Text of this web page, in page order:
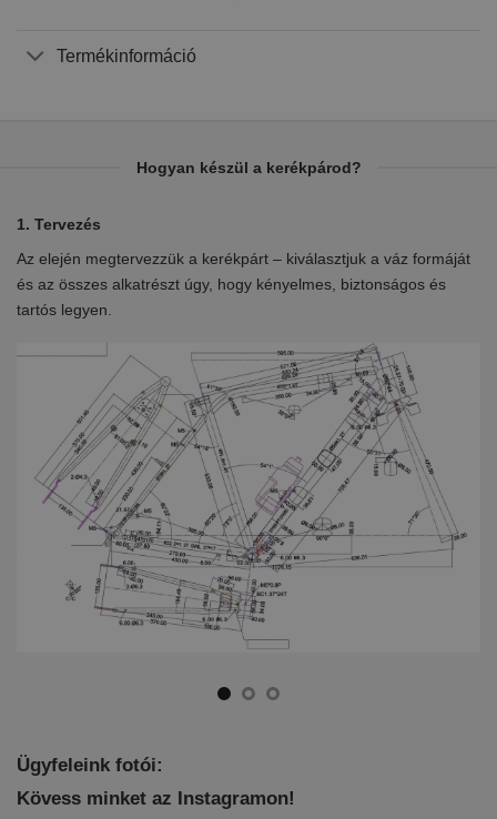
Termékinformáció
Hogyan készül a kerékpárod?
1. Tervezés
Az elején megtervezzük a kerékpárt – kiválasztjuk a váz formáját
és az összes alkatrészt úgy, hogy kényelmes, biztonságos és
tartós legyen.
Ügyfeleink fotói:
Kövess minket az Instagramon!